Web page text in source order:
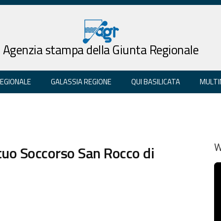
Agenzia stampa della Giunta Regionale
GALASSIA REGIONE QUI BASILICATA
Soccorso San Rocco di